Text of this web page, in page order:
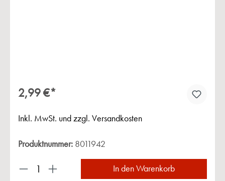
2,99 €*
Inkl. MwSt. und zzgl. Versandkosten
Produktnummer: 8011942
Produkt Anzahl: Gib den gewünschten Wert
In den Warenkorb